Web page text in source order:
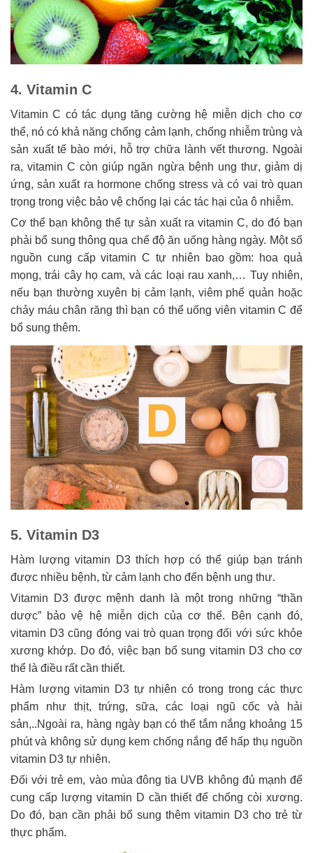
4. Vitamin C
Vitamin C có tác dụng tăng cường hệ miễn dịch cho cơ
thể, nó có khả năng chống cảm lạnh, chống nhiễm trùng và
sản xuất tế bào mới, hỗ trợ chữa lành vết thương. Ngoài
ra, vitamin C còn giúp ngăn ngừa bệnh ung thư, giảm dị
ứng, sản xuất ra hormone chống stress và có vai trò quan
trọng trong việc bảo vệ chống lại các tác hại của ô nhiễm.
Cơ thể bạn không thể tự sản xuất ra vitamin C, do đó bạn
phải bổ sung thông qua chế độ ăn uống hàng ngày. Một số
nguồn cung cấp vitamin C tự nhiên bao gồm: hoa quả
mọng, trái cây họ cam, và các loại rau xanh,… Tuy nhiên,
nếu bạn thường xuyên bị cảm lạnh, viêm phế quản hoặc
chảy máu chân răng thì bạn có thể uống viên vitamin C để
bổ sung thêm.
5. Vitamin D3
Hàm lượng vitamin D3 thích hợp có thể giúp bạn tránh
được nhiều bệnh, từ cảm lạnh cho đến bệnh ung thư.
Vitamin D3 được mệnh danh là một trong những “thần
dược” bảo vệ hệ miễn dịch của cơ thể. Bên cạnh đó,
vitamin D3 cũng đóng vai trò quan trọng đối với sức khỏe
xương khớp. Do đó, việc bạn bổ sung vitamin D3 cho cơ
thể là điều rất cần thiết.
Hàm lượng vitamin D3 tự nhiên có trong trong các thực
phẩm như thịt, trứng, sữa, các loại ngũ cốc và hải
sản,..Ngoài ra, hàng ngày bạn có thể tắm nắng khoảng 15
phút và không sử dụng kem chống nắng để hấp thụ nguồn
vitamin D3 tự nhiên.
Đối với trẻ em, vào mùa đông tia UVB không đủ mạnh để
cung cấp lượng vitamin D cần thiết để chống còi xương.
Do đó, bạn cần phải bổ sung thêm vitamin D3 cho trẻ từ
thực phẩm.